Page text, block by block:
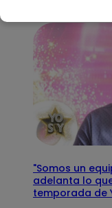
"Somos un
adelanta lo
temporada de